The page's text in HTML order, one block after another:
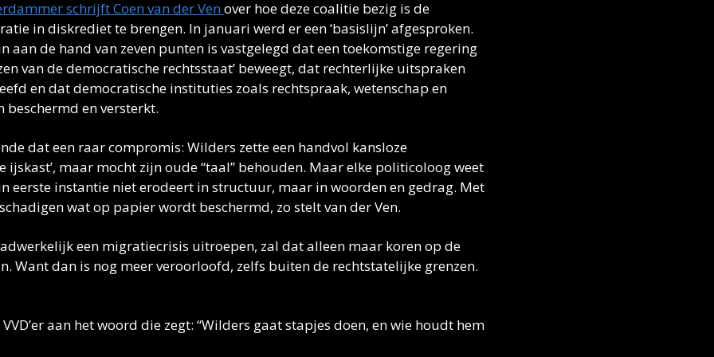
schrijft Coen van der Ven over hoe deze coalitie bezig is de
in diskrediet te brengen. In januari werd er een ‘basislijn’ afgesproken.
aan de hand van zeven punten is vastgelegd dat een toekomstige regering
van de democratische rechtsstaat’ beweegt, dat rechterlijke uitspraken
en dat democratische instituties zoals rechtspraak, wetenschap en
en versterkt.
dat een raar compromis: Wilders zette een handvol kansloze
ijskast’, maar mocht zijn oude “taal” behouden. Maar elke politicoloog weet
eerste instantie niet erodeert in structuur, maar in woorden en gedrag. Met
wat op papier wordt beschermd, zo stelt van der Ven.
een migratiecrisis uitroepen, zal dat alleen maar koren op de
Want dan is nog meer veroorloofd, zelfs buiten de rechtstatelijke grenzen.
aan het woord die zegt: “Wilders gaat stapjes doen, en wie houdt hem